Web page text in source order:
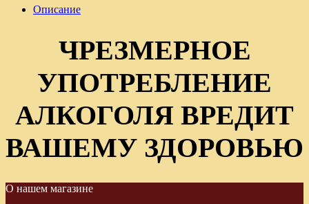
Описание
ЧРЕЗМЕРНОЕ
УПОТРЕБЛЕНИЕ
АЛКОГОЛЯ ВРЕДИТ
ВАШЕМУ ЗДОРОВЬЮ
О нашем магазине